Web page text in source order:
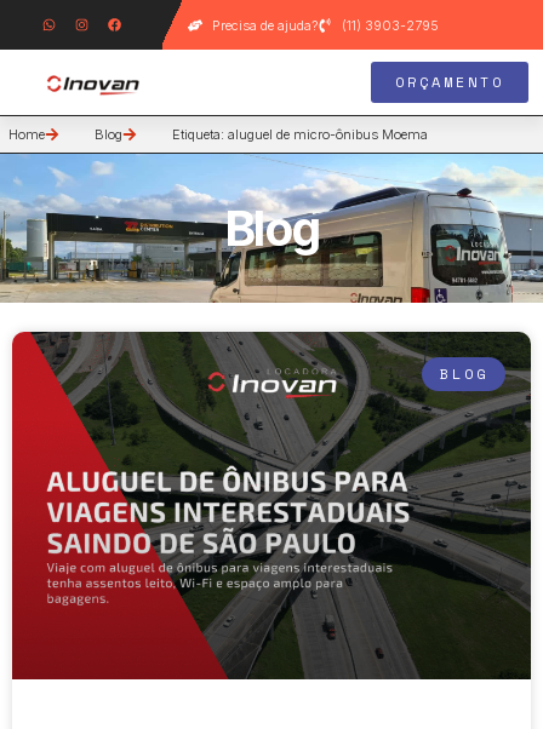
Precisa de ajuda? (11) 3903-2795
ORÇAMENTO
Home Blog Etiqueta: aluguel de micro-ônibus Moema
Blog
BLOG